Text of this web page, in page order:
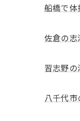
船橋で
佐倉の
習志野
八千代